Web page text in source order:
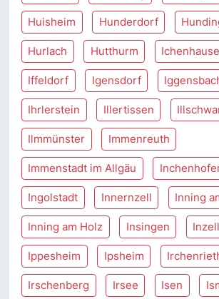
Huisheim Hunderdorf
Hurlach Hutthurm
Iffeldorf Igensdorf
Ihrlerstein Illertissen
Ilmmünster Immenreuth
Immenstadt im Allgäu
Ingolstadt Innernzell Inning
Inning am Holz Insingen Inzell
Ippesheim Ipsheim
Irschenberg Irsee Isen